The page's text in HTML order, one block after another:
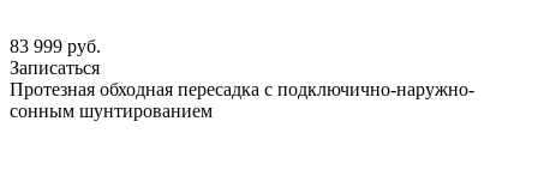
83 999 руб.
Записаться
Протезная обходная пересадка с подключично-наружно-
сонным шунтированием